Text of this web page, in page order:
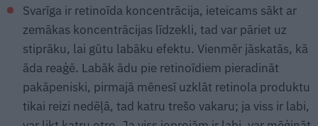
Svarīga ir retinoīda koncentrācija, ieteicams sākt ar
zemākas koncentrācijas līdzekli, tad var pāriet uz
stiprāku, lai gūtu labāku efektu. Vienmēr jāskatās, kā
āda reaģē. Labāk ādu pie retinoīdiem pieradināt
pakāpeniski, pirmajā mēnesī uzklāt retinola produktu
tikai reizi nedēļā, tad katru trešo vakaru; ja viss ir labi,